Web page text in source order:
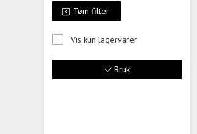
Tøm filter
Vis kun lagervarer
Bruk